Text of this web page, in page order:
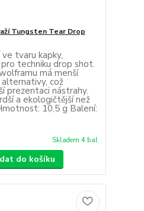
Tungsten Tear Drop
tvaru kapky,
techniku drop shot.
má menší
což
prezentaci nástrahy.
a ekologičtější než
10,5 g Balení:
Skladem 4 bal
do košíku